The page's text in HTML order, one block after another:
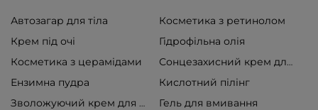
Автозагар для тіла
Косметика з ретинолом
Крем під очі
Гідрофільна олія
Косметика з церамідами
Сонцезахисний крем для обличчя
Ензимна пудра Кислотний пілінг
Зволожуючий крем для обличчя
Гель для вмивання